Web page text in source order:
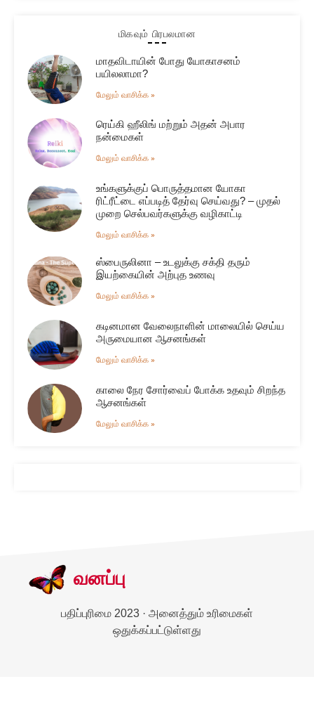
மிகவும் பிரபலமான
மாதவிடாயின் போது யோகாசனம்
பயிலலாமா?
மேலும் வாசிக்க »
ரெய்கி ஹீலிங் மற்றும் அதன் அபார
நன்மைகள்
மேலும் வாசிக்க »
உங்களுக்குப் பொருத்தமான யோகா
ரிட்ரீட்டை எப்படித் தேர்வு செய்வது? – முதல்
முறை செல்பவர்களுக்கு வழிகாட்டி
மேலும் வாசிக்க »
ஸ்பைருலினா – உடலுக்கு சக்தி தரும்
இயற்கையின் அற்புத உணவு
மேலும் வாசிக்க »
கடினமான வேலைநாளின் மாலையில் செய்ய
அருமையான ஆசனங்கள்
மேலும் வாசிக்க »
காலை நேர சோர்வைப் போக்க உதவும் சிறந்த
ஆசனங்கள்
மேலும் வாசிக்க »
வனப்பு
பதிப்புரிமை 2023 · அனைத்தும் உரிமைகள்
ஒதுக்கப்பட்டுள்ளது